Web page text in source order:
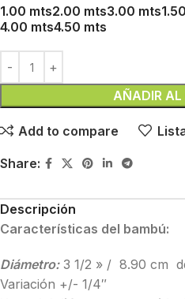
1.00 mts2.00 mts3.00 mts
4.00 mts4.50 mts
AÑADIR AL
Add to compare
Share:
Descripción
Características del bambú:
Diámetro:3 1/2 » / 8.90 cm
Variación +/- 1/4″